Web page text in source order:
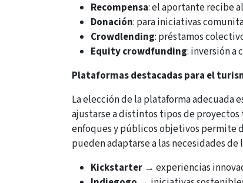
Recompensa: el aportante recibe
Donación: para iniciativas
Crowdlending: préstamos
Equity crowdfunding: inversión a
Plataformas destacadas para el
La elección de la plataforma adecuada
ajustarse a distintos tipos de
enfoques y públicos objetivos permite
pueden adaptarse a las necesidades de
Kickstarter → experiencias